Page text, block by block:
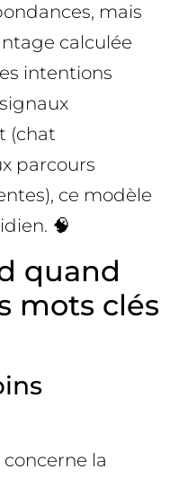
mais
calculée
intentions
(chat
parcours
ce modèle
🧠
quand
mots clés
la